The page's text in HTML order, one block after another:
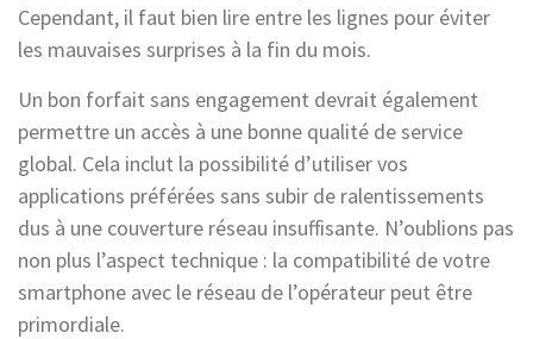
Cependant, il faut bien lire entre les lignes pour éviter
les mauvaises surprises à la fin du mois.
Un bon forfait sans engagement devrait également
permettre un accès à une bonne qualité de service
global. Cela inclut la possibilité d’utiliser vos
applications préférées sans subir de ralentissements
dus à une couverture réseau insuffisante. N’oublions pas
non plus l’aspect technique : la compatibilité de votre
smartphone avec le réseau de l’opérateur peut être
primordiale.